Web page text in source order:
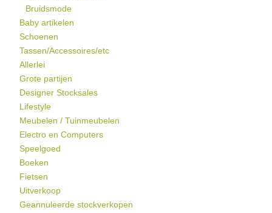
Bruidsmode
Baby artikelen
Schoenen
Tassen/Accessoires/etc
Allerlei
Grote partijen
Designer Stocksales
Lifestyle
Meubelen / Tuinmeubelen
Electro en Computers
Speelgoed
Boeken
Fietsen
Uitverkoop
Geannuleerde stockverkopen